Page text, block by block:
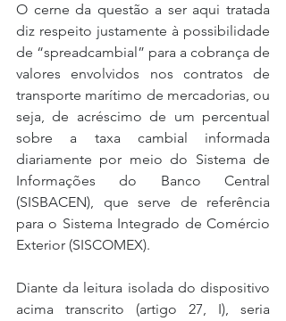
O cerne da questão a ser aqui tratada
diz respeito justamente à possibilidade
de “spreadcambial” para a cobrança de
valores envolvidos nos contratos de
transporte marítimo de mercadorias, ou
seja, de acréscimo de um percentual
sobre a taxa cambial informada
diariamente por meio do Sistema de
Informações do Banco Central
(SISBACEN), que serve de referência
para o Sistema Integrado de Comércio
Exterior (SISCOMEX).
Diante da leitura isolada do dispositivo
acima transcrito (artigo 27, I), seria